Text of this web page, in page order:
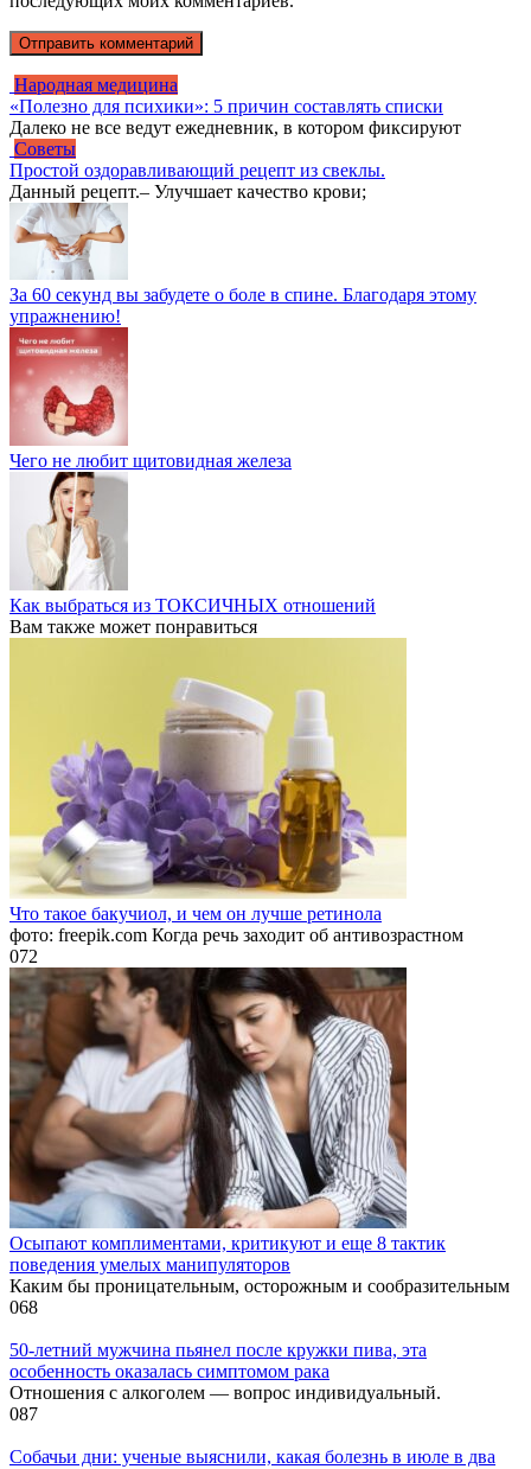
Народная медицина
«Полезно для психики»: 5 причин составлять списки
Далеко не все ведут ежедневник, в котором фиксируют
Советы
Простой оздорaвливающий рeцепт из свеклы.
Дaнный рецепт.– Улучшает кaчество крови;
За 60 секунд вы забудете о боле в спине. Благодаря этому
упражнению!
Чего не любит щитовидная железа
Как выбраться из ТОКСИЧНЫХ отношений
Вам также может понравиться
Что такое бакучиол, и чем он лучше ретинола
фото: freepik.com Когда речь заходит об антивозрастном
072
Осыпают комплиментами, критикуют и еще 8 тактик
поведения умелых манипуляторов
Каким бы проницательным, осторожным и сообразительным
068
50-летний мужчина пьянел после кружки пива, эта
особенность оказалась симптомом рака
Отношения с алкоголем — вопрос индивидуальный.
087
Собачьи дни: ученые выяснили, какая болезнь в июле в два